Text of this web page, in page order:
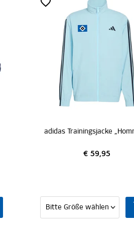
adidas Trainingsjacke „Hommage Pokalsieg 1976“